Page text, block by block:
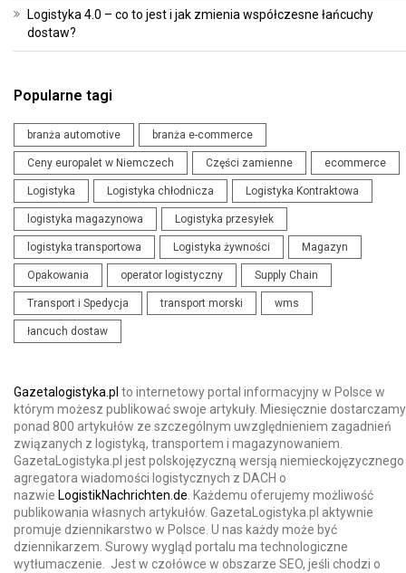
Logistyka 4.0 – co to jest i jak zmienia współczesne łańcuchy
dostaw?
Popularne tagi
branża automotive branża e-commerce
Ceny europalet w Niemczech Części zamienne ecommerce
Logistyka Logistyka chłodnicza Logistyka Kontraktowa
logistyka magazynowa Logistyka przesyłek
logistyka transportowa Logistyka żywności Magazyn
Opakowania operator logistyczny Supply Chain
Transport i Spedycja transport morski wms
łancuch dostaw
Gazetalogistyka.pl to internetowy portal informacyjny w Polsce w
którym możesz publikować swoje artykuły. Miesięcznie dostarczamy
ponad 800 artykułów ze szczególnym uwzględnieniem zagadnień
związanych z logistyką, transportem i magazynowaniem.
GazetaLogistyka.pl jest polskojęzyczną wersją niemieckojęzycznego
agregatora wiadomości logistycznych z DACH o
nazwie LogistikNachrichten.de. Każdemu oferujemy możliwość
publikowania własnych artykułów. GazetaLogistyka.pl aktywnie
promuje dziennikarstwo w Polsce. U nas każdy może być
dziennikarzem. Surowy wygląd portalu ma technologiczne
wytłumaczenie. Jest w czołówce w obszarze SEO, jeśli chodzi o